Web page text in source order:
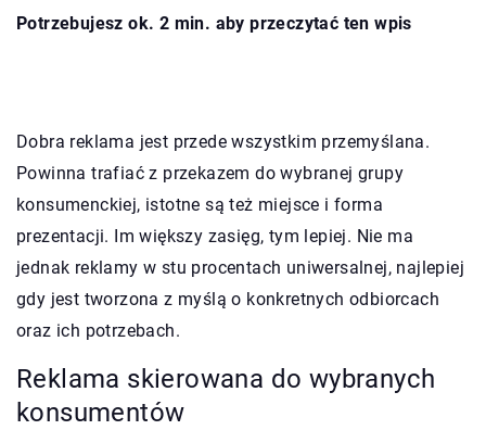
Potrzebujesz ok. 2 min. aby przeczytać ten wpis
Dobra reklama jest przede wszystkim przemyślana.
Powinna trafiać z przekazem do wybranej grupy
konsumenckiej, istotne są też miejsce i forma
prezentacji. Im większy zasięg, tym lepiej. Nie ma
jednak reklamy w stu procentach uniwersalnej, najlepiej
gdy jest tworzona z myślą o konkretnych odbiorcach
oraz ich potrzebach.
Reklama skierowana do wybranych
konsumentów